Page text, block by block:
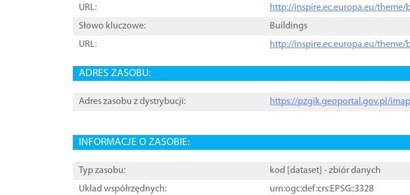
URL:
http://inspire.ec.europa.eu/theme/
Słowo kluczowe:
Buildings
URL:
http://inspire.ec.europa.eu/theme/
ADRES ZASOBU:
Adres zasobu z dystrybucji: https://pzgik.geoportal.gov.pl/
INFORMACJE O ZASOBIE:
Typ zasobu: kod [ dataset ] - zbiór danych
Układ współrzędnych:
urn:ogc:def:crs:EPSG::3328